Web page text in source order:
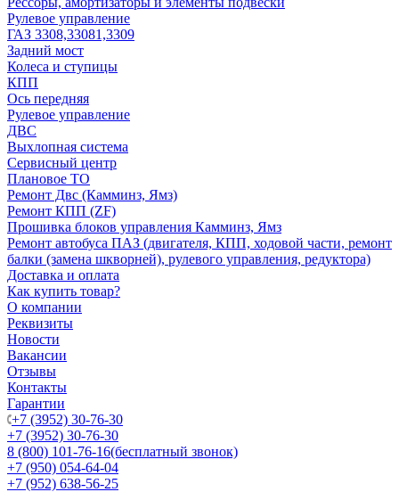
Рулевое управление
ГАЗ 3308,33081,3309
Задний мост
Колеса и ступицы
КПП
Ось передняя
Рулевое управление
ДВС
Выхлопная система
Сервисный центр
Плановое ТО
Ремонт Двс (Камминз, Ямз)
Ремонт КПП (ZF)
Прошивка блоков управления Камминз, Ямз
Ремонт автобуса ПАЗ (двигателя, КПП, ходовой части, ремонт
балки (замена шкворней), рулевого управления, редуктора)
Доставка и оплата
Как купить товар?
О компании
Реквизиты
Новости
Вакансии
Отзывы
Контакты
Гарантии
+7 (3952) 30-76-30
+7 (3952) 30-76-30
8 (800) 101-76-16(бесплатный звонок)
+7 (950) 054-64-04
+7 (952) 638-56-25